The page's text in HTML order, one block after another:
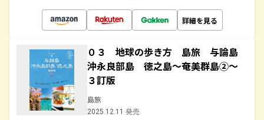
詳細を見る
０３ 地球の歩き方 島旅 与論島
沖永良部島 徳之島～奄美群島②～
３訂版
島旅
2025.12.11 発売